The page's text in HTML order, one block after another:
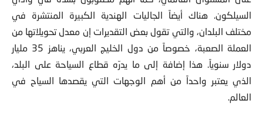
السيلكون. هناك أيضاً الجاليات الهندية الكبيرة المنتشرة في
مختلف البلدان، والتي تقول بعض التقديرات إن معدل تحويلاتها من
العملة الصعبة، خصوصاً من دول الخليج العربي، يناهز 35 مليار
دولار سنوياً. هذا إضافة إلى ما يدرّه قطاع السياحة على البلد،
الذي يعتبر واحداً من أهم الوجهات التي يقصدها السياح في
العالم.